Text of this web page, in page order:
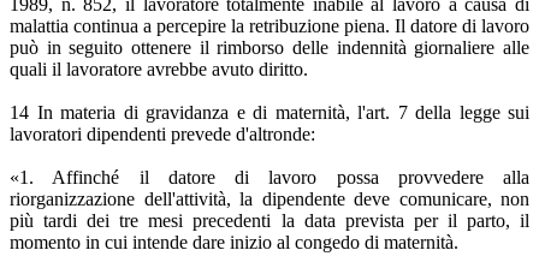
1989, n. 852, il lavoratore totalmente inabile al lavoro a causa di
malattia continua a percepire la retribuzione piena. Il datore di lavoro
può in seguito ottenere il rimborso delle indennità giornaliere alle
quali il lavoratore avrebbe avuto diritto.
14 In materia di gravidanza e di maternità, l'art. 7 della legge sui
lavoratori dipendenti prevede d'altronde:
«1. Affinché il datore di lavoro possa provvedere alla
riorganizzazione dell'attività, la dipendente deve comunicare, non
più tardi dei tre mesi precedenti la data prevista per il parto, il
momento in cui intende dare inizio al congedo di maternità.